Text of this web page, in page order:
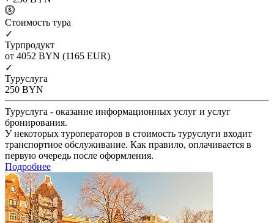
Cтоимость тура
✓
Турпродукт
от 4052 BYN (1165 EUR)
✓
Туруслуга
250 BYN
Туруслуга - оказание информационных услуг и услуг
бронирования.
У некоторых туроператоров в стоимость туруслуги входит
транспортное обслуживание. Как правило, оплачивается в
первую очередь после оформления.
Подробнее